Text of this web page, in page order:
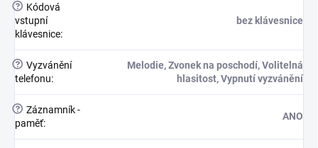
?
Kódová
vstupní
klávesnice:
bez klávesnice
? Vyzvánění
telefonu:
Melodie, Zvonek na poschodí, Volitelná
hlasitost, Vypnutí vyzvánění
? Záznamník -
paměť:
ANO